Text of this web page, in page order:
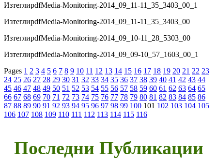
ИзтеглиpdfMedia-Monitoring-2014_09_11-11_35_3403_00_1
ИзтеглиpdfMedia-Monitoring-2014_09_11-11_35_3403_00
ИзтеглиpdfMedia-Monitoring-2014_09_10-11_28_5303_00
ИзтеглиpdfMedia-Monitoring-2014_09_09-10_57_1603_00_1
Pages 1 2 3 4 5 6 7 8 9 10 11 12 13 14 15 16 17 18 19 20 21 22 23
24 25 26 27 28 29 30 31 32 33 34 35 36 37 38 39 40 41 42 43 44
45 46 47 48 49 50 51 52 53 54 55 56 57 58 59 60 61 62 63 64 65
66 67 68 69 70 71 72 73 74 75 76 77 78 79 80 81 82 83 84 85 86
87 88 89 90 91 92 93 94 95 96 97 98 99 100 101 102 103 104 105
106 107 108 109 110 111 112 113 114 115 116
Последни Публикации